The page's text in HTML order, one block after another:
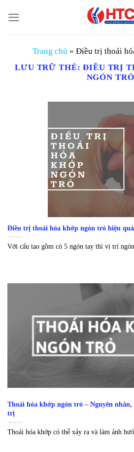
đến
nội
Trang chủ » Điều trị thoái
LƯU TRỮ THẺ:ĐIỀU TRỊ
NGÓN TRỎ
Điều trị thoái hóa khớp ngón trỏ hiệu
Với cấu tạo gồm có 5 ngón tay thì vị trí
Thoái hóa khớp ngón trỏ – Nguyên
trị
Thoái hóa khớp có thể xảy ra và làm ảnh